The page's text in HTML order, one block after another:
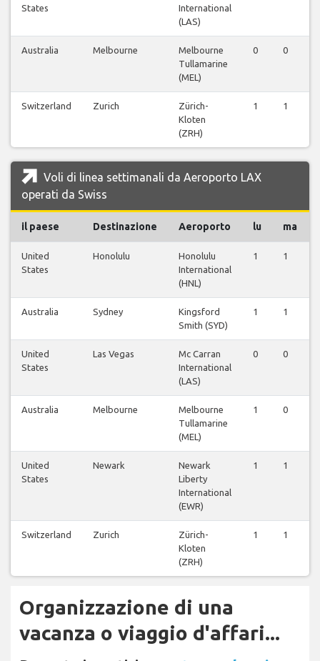
States
International
(LAS)
Australia Melbourne
Melbourne
Tullamarine
(MEL)
0 0
Switzerland Zurich
Zürich-
Kloten
(ZRH)
1 1
Voli di linea settimanali da Aeroporto LAX
operati da Swiss
il paese Destinazione Aeroporto lu ma
United
States
Honolulu
Honolulu
International
(HNL)
1 1
Australia Sydney
Kingsford
Smith (SYD)
1 1
United
States
Las Vegas
Mc Carran
International
(LAS)
0 0
Australia Melbourne
Melbourne
Tullamarine
(MEL)
1 0
United
States
Newark
Newark
Liberty
International
(EWR)
1 1
Switzerland Zurich
Zürich-
Kloten
(ZRH)
1 1
Organizzazione di una
vacanza o viaggio d'affari...